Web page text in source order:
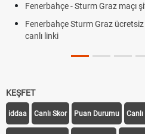
Fenerbahçe - Sturm Graz maçı
Fenerbahçe Sturm Graz
canlı linki
KEŞFET
iddaa Canlı Skor Puan Durumu